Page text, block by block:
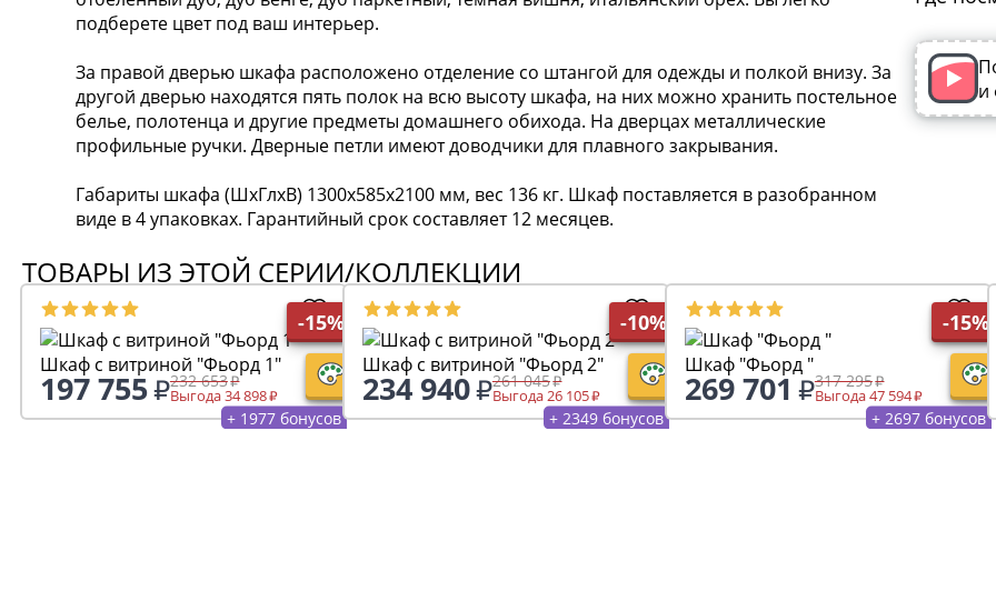
подберете цвет под ваш интерьер.
За правой дверью шкафа расположено отделение со штангой для одежды и полкой внизу. За
другой дверью находятся пять полок на всю высоту шкафа, на них можно хранить постельное
белье, полотенца и другие предметы домашнего обихода. На дверцах металлические
профильные ручки. Дверные петли имеют доводчики для плавного закрывания.
Габариты шкафа (ШхГлхВ) 1300х585х2100 мм, вес 136 кг. Шкаф поставляется в разобранном
виде в 4 упаковках. Гарантийный срок составляет 12 месяцев.
и
ТОВАРЫ ИЗ ЭТОЙ СЕРИИ/КОЛЛЕКЦИИ
-15%
Шкаф с витриной "Фьорд 1"
197 755 232 653
Выгода 34 898
+ 1977 бонусов
-10%
Шкаф с витриной "Фьорд 2"
234 940 261 045
Выгода 26 105
+ 2349 бонусов
-15%
Шкаф "Фьорд "
269 701 317 295
Выгода 47 594
+ 2697 бонусов